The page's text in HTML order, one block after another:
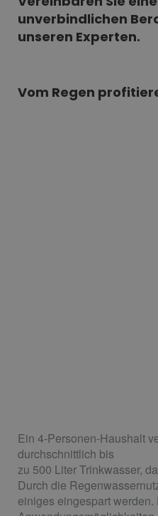
unverbindlichen
unseren Experten.
Vom Regen
Ein 4-Personen-Haushalt
durchschnittlich bis
zu 500 Liter Trinkwasser,
Durch die
einiges eingespart werden.